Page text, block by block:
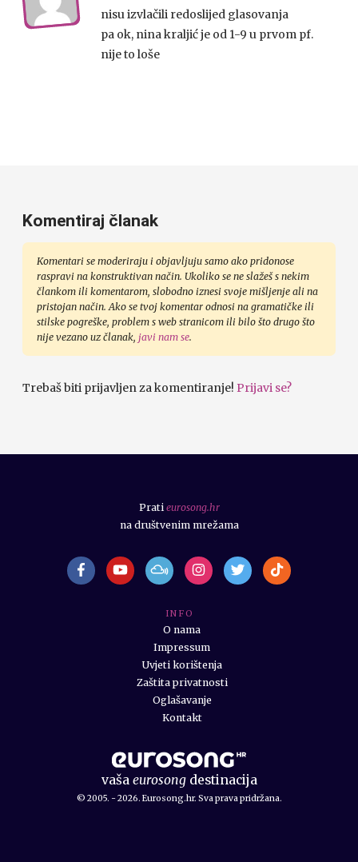
nisu izvlačili redoslijed glasovanja
pa ok, nina kraljić je od 1-9 u prvom pf.
nije to loše
Komentiraj članak
Komentari se moderiraju i objavljuju samo ako pridonose
raspravi na konstruktivan način. Ukoliko se ne slažeš s nekim
člankom ili komentarom, slobodno iznesi svoje mišljenje ali na
pristojan način. Ako se tvoj komentar odnosi na gramatičke ili
stilske pogreške, problem s web stranicom ili bilo što drugo što
nije vezano uz članak, javi nam se.
Trebaš biti prijavljen za komentiranje! Prijavi se?
vaša eurosongdestinacija
© 2005. - 2026. Eurosong.hr. Sva prava pridržana.
I N F O
O nama
Impressum
Uvjeti korištenja
Zaštita privatnosti
Oglašavanje
Kontakt
Prati eurosong.hr
na društvenim mrežama